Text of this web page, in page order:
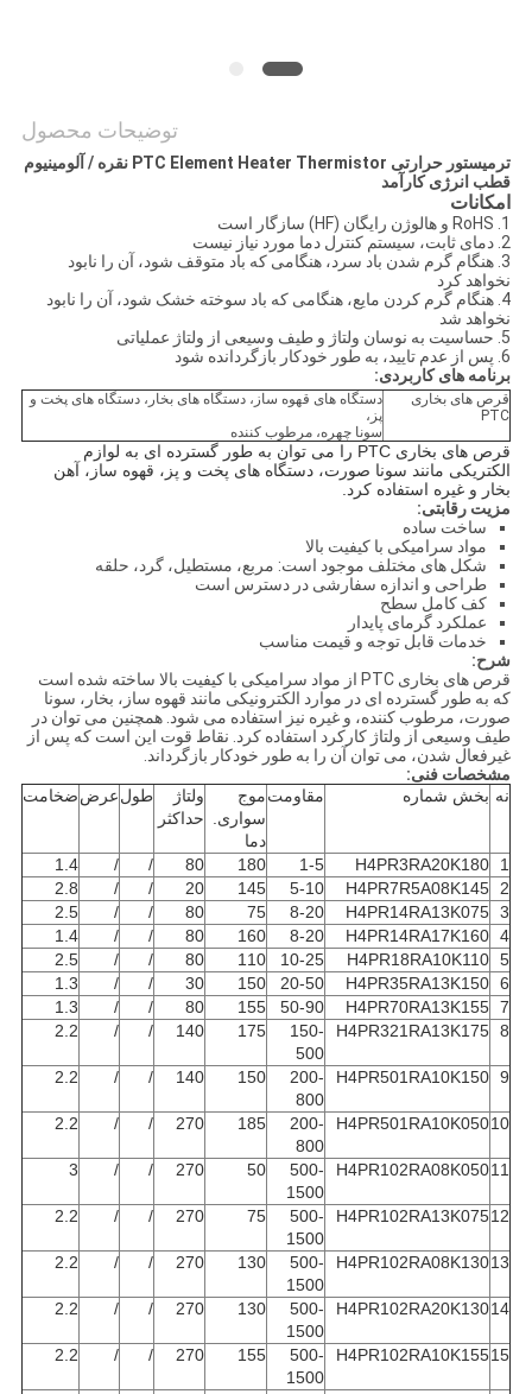
توضیحات محصول
ترمیستور حرارتی PTC Element Heater Thermistor نقره / آلومینیوم
قطب انرژی کارآمد
امکانات
1. RoHS و هالوژن رایگان (HF) سازگار است
2. دمای ثابت، سیستم کنترل دما مورد نیاز نیست
3. هنگام گرم شدن باد سرد، هنگامی که باد متوقف شود، آن را نابود
نخواهد کرد
4. هنگام گرم کردن مایع، هنگامی که باد سوخته خشک شود، آن را نابود
نخواهد شد
5. حساسیت به نوسان ولتاژ و طیف وسیعی از ولتاژ عملیاتی
6. پس از عدم تایید، به طور خودکار بازگردانده شود
برنامه های کاربردی:
قرص های بخاری
PTC
دستگاه های قهوه ساز، دستگاه های بخار، دستگاه های پخت و
پز،
سونا چهره، مرطوب کننده
قرص های بخاری PTC را می توان به طور گسترده ای به لوازم
الکتریکی مانند سونا صورت، دستگاه های پخت و پز، قهوه ساز، آهن
بخار و غیره استفاده کرد.
مزیت رقابتی:
ساخت ساده
مواد سرامیکی با کیفیت بالا
شکل های مختلف موجود است: مربع، مستطیل، گرد، حلقه
طراحی و اندازه سفارشی در دسترس است
کف کامل سطح
عملکرد گرمای پایدار
خدمات قابل توجه و قیمت مناسب
شرح:
قرص های بخاری PTC از مواد سرامیکی با کیفیت بالا ساخته شده است
که به طور گسترده ای در موارد الکترونیکی مانند قهوه ساز، بخار، سونا
صورت، مرطوب کننده، و غیره نیز استفاده می شود. همچنین می توان در
طیف وسیعی از ولتاژ کارکرد استفاده کرد. نقاط قوت این است که پس از
غیرفعال شدن، می توان آن را به طور خودکار بازگرداند.
مشخصات فنی:
نه بخش شماره مقاومتموج
سواری.
دما
ولتاژ
حداکثر
طولعرضضخامت
1
H4PR3RA20K180
1-5
180
80
/
/
1.4
2
H4PR7R5A08K145
5-10
145
20
/
/
2.8
3
H4PR14RA13K075
8-20
75
80
/
/
2.5
4
H4PR14RA17K160
8-20
160
80
/
/
1.4
5
H4PR18RA10K110
10-25
110
80
/
/
2.5
6
H4PR35RA13K150
20-50
150
30
/
/
1.3
7
H4PR70RA13K155
50-90
155
80
/
/
1.3
8
H4PR321RA13K175
150-
500
175
140
/
/
2.2
9
H4PR501RA10K150
200-
800
150
140
/
/
2.2
10
H4PR501RA10K050
200-
800
185
270
/
/
2.2
11
H4PR102RA08K050
500-
1500
50
270
/
/
3
12
H4PR102RA13K075
500-
1500
75
270
/
/
2.2
13
H4PR102RA08K130
500-
1500
130
270
/
/
2.2
14
H4PR102RA20K130
500-
1500
130
270
/
/
2.2
15
H4PR102RA10K155
500-
1500
155
270
/
/
2.2